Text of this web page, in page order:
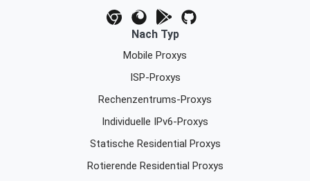
Nach Typ
Mobile Proxys
ISP-Proxys
Rechenzentrums-Proxys
Individuelle IPv6-Proxys
Statische Residential Proxys
Rotierende Residential Proxys